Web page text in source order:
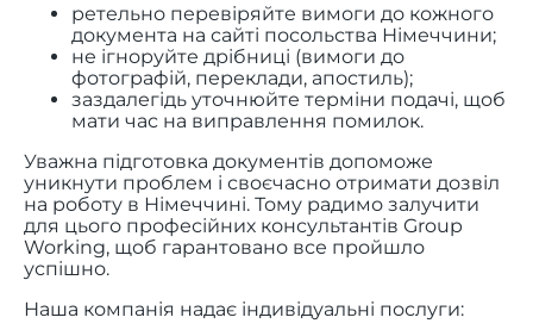
ретельно перевіряйте вимоги до кожного
документа на сайті посольства Німеччини;
не ігноруйте дрібниці (вимоги до
фотографій, переклади, апостиль);
заздалегідь уточнюйте терміни подачі, щоб
мати час на виправлення помилок.
Уважна підготовка документів допоможе
уникнути проблем і своєчасно отримати дозвіл
на роботу в Німеччині. Тому радимо залучити
для цього професійних консультантів Group
Working, щоб гарантовано все пройшло
успішно.
Наша компанія надає індивідуальні послуги: